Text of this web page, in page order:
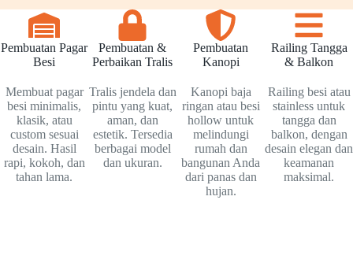
Pembuatan Pagar
Besi
Membuat pagar
besi minimalis,
klasik, atau
custom sesuai
desain. Hasil
rapi, kokoh, dan
tahan lama.
Pembuatan &
Perbaikan Tralis
Tralis jendela dan
pintu yang kuat,
aman, dan
estetik. Tersedia
berbagai model
dan ukuran.
Pembuatan
Kanopi
Kanopi baja
ringan atau besi
hollow untuk
melindungi
rumah dan
bangunan Anda
dari panas dan
hujan.
Railing Tangga
& Balkon
Railing besi atau
stainless untuk
tangga dan
balkon, dengan
desain elegan dan
keamanan
maksimal.